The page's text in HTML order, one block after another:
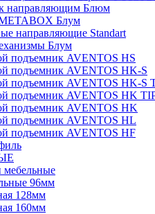
направляющим Блюм
Блум
направляющие Standart
Блум
подъемник AVENTOS HS
подъемник AVENTOS HK-S
подъемник AVENTOS HK-S
подъемник AVENTOS HK
подъемник AVENTOS HK
подъемник AVENTOS HL
подъемник AVENTOS HF
мебельные
96мм
128мм
160мм